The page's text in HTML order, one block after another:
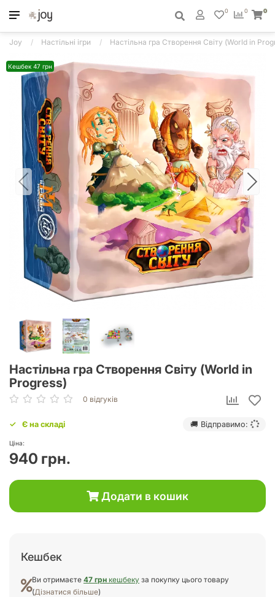
0
0 0
Joy Настільні ігри Настільна гра Створення Світу (World in
Кешбек 47 грн
Настільна гра Створення Світу (World in
Progress)
0 відгуків
Є на складі 🚚 Відправимо:
Ціна:
940 грн.
Додати в кошик
Кешбек
Ви отримаєте 47 грн кешбеку за покупку цього товару
(Дізнатися більше)